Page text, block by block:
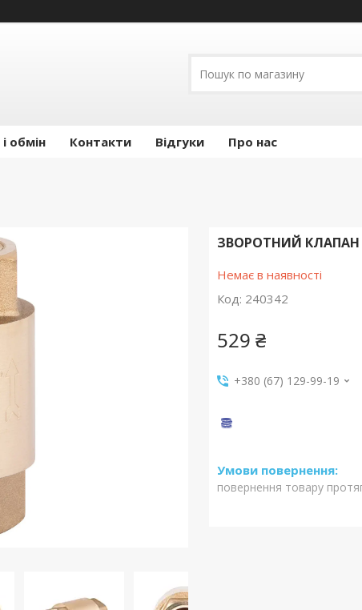
обмін Контакти Відгуки Про нас
ЗВОРОТНИЙ КЛАПАН
Немає в наявності
Код: 240342
529 ₴
+380 (67) 129-99-19
повернення товару